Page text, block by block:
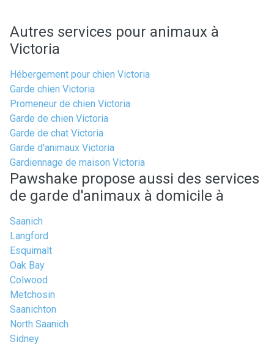
Autres services pour animaux à
Victoria
Hébergement pour chien Victoria
Garde chien Victoria
Promeneur de chien Victoria
Garde de chien Victoria
Garde de chat Victoria
Garde d'animaux Victoria
Gardiennage de maison Victoria
Pawshake propose aussi des services
de garde d'animaux à domicile à
Saanich
Langford
Esquimalt
Oak Bay
Colwood
Metchosin
Saanichton
North Saanich
Sidney